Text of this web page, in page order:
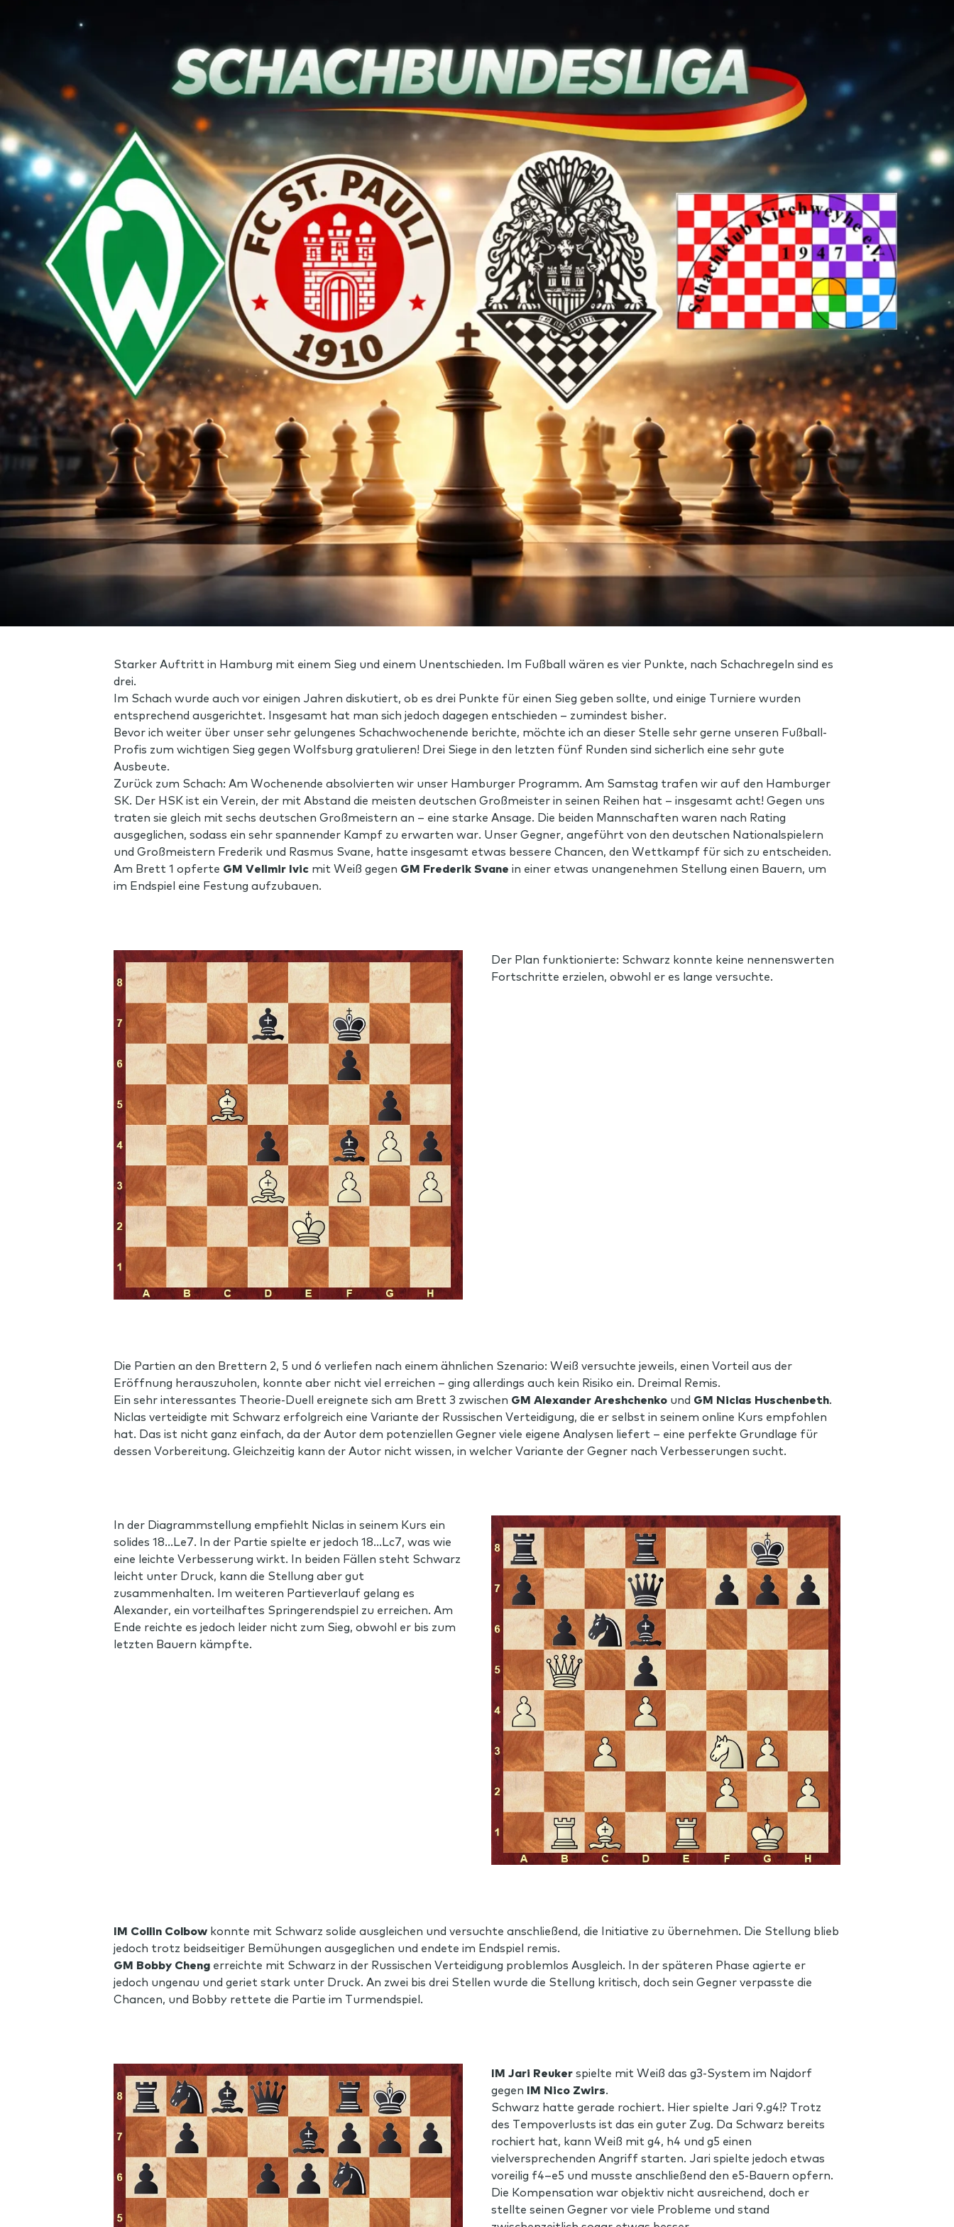
Starker Auftritt in Hamburg mit einem Sieg und einem Unentschieden. Im Fußball wären es vier Punkte, nach Schachregeln sind es
drei.
Im Schach wurde auch vor einigen Jahren diskutiert, ob es drei Punkte für einen Sieg geben sollte, und einige Turniere wurden
entsprechend ausgerichtet. Insgesamt hat man sich jedoch dagegen entschieden – zumindest bisher.
Bevor ich weiter über unser sehr gelungenes Schachwochenende berichte, möchte ich an dieser Stelle sehr gerne unseren Fußball-
Profis zum wichtigen Sieg gegen Wolfsburg gratulieren! Drei Siege in den letzten fünf Runden sind sicherlich eine sehr gute
Ausbeute.
Zurück zum Schach: Am Wochenende absolvierten wir unser Hamburger Programm. Am Samstag trafen wir auf den Hamburger
SK. Der HSK ist ein Verein, der mit Abstand die meisten deutschen Großmeister in seinen Reihen hat – insgesamt acht! Gegen uns
traten sie gleich mit sechs deutschen Großmeistern an – eine starke Ansage. Die beiden Mannschaften waren nach Rating
ausgeglichen, sodass ein sehr spannender Kampf zu erwarten war. Unser Gegner, angeführt von den deutschen Nationalspielern
und Großmeistern Frederik und Rasmus Svane, hatte insgesamt etwas bessere Chancen, den Wettkampf für sich zu entscheiden.
Am Brett 1 opferte GM Velimir Ivic mit Weiß gegen GM Frederik Svane in einer etwas unangenehmen Stellung einen Bauern, um
im Endspiel eine Festung aufzubauen.
Der Plan funktionierte: Schwarz konnte keine nennenswerten
Fortschritte erzielen, obwohl er es lange versuchte.
Die Partien an den Brettern 2, 5 und 6 verliefen nach einem ähnlichen Szenario: Weiß versuchte jeweils, einen Vorteil aus der
Eröffnung herauszuholen, konnte aber nicht viel erreichen – ging allerdings auch kein Risiko ein. Dreimal Remis.
Ein sehr interessantes Theorie-Duell ereignete sich am Brett 3 zwischen GM Alexander Areshchenko und GM Niclas Huschenbeth.
Niclas verteidigte mit Schwarz erfolgreich eine Variante der Russischen Verteidigung, die er selbst in seinem online Kurs empfohlen
hat. Das ist nicht ganz einfach, da der Autor dem potenziellen Gegner viele eigene Analysen liefert – eine perfekte Grundlage für
dessen Vorbereitung. Gleichzeitig kann der Autor nicht wissen, in welcher Variante der Gegner nach Verbesserungen sucht.
In der Diagrammstellung empfiehlt Niclas in seinem Kurs ein
solides 18…Le7. In der Partie spielte er jedoch 18…Lc7, was wie
eine leichte Verbesserung wirkt. In beiden Fällen steht Schwarz
leicht unter Druck, kann die Stellung aber gut
zusammenhalten. Im weiteren Partieverlauf gelang es
Alexander, ein vorteilhaftes Springerendspiel zu erreichen. Am
Ende reichte es jedoch leider nicht zum Sieg, obwohl er bis zum
letzten Bauern kämpfte.
IM Collin Colbow konnte mit Schwarz solide ausgleichen und versuchte anschließend, die Initiative zu übernehmen. Die Stellung blieb
jedoch trotz beidseitiger Bemühungen ausgeglichen und endete im Endspiel remis.
GM Bobby Cheng erreichte mit Schwarz in der Russischen Verteidigung problemlos Ausgleich. In der späteren Phase agierte er
jedoch ungenau und geriet stark unter Druck. An zwei bis drei Stellen wurde die Stellung kritisch, doch sein Gegner verpasste die
Chancen, und Bobby rettete die Partie im Turmendspiel.
IM Jari Reukerspielte mit Weiß das g3-System im Najdorf
gegen IM Nico Zwirs.
Schwarz hatte gerade rochiert. Hier spielte Jari 9.g4!? Trotz
des Tempoverlusts ist das ein guter Zug. Da Schwarz bereits
rochiert hat, kann Weiß mit g4, h4 und g5 einen
vielversprechenden Angriff starten. Jari spielte jedoch etwas
voreilig f4–e5 und musste anschließend den e5-Bauern opfern.
Die Kompensation war objektiv nicht ausreichend, doch er
stellte seinen Gegner vor viele Probleme und stand